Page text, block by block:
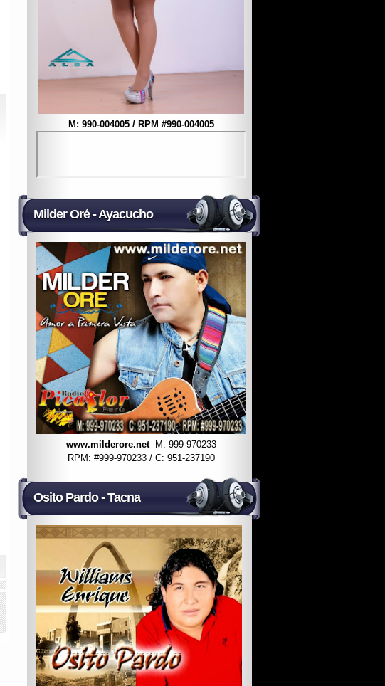
M: 990-004005 / RPM #990-004005
Milder Oré - Ayacucho
www.milderore.net M: 999-970233
RPM: #999-970233 / C: 951-237190
Osito Pardo - Tacna